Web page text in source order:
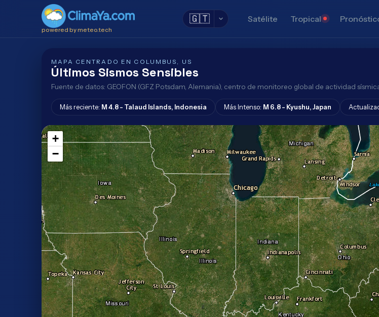
powered by meteo.tech
🇬🇹 Satélite Tropical
MAPA CENTRADO EN COLUMBUS, US
Últimos Sismos Sensibles
Fuente de datos: GEOFON (GFZ Potsdam, Alemania), centro de monitoreo global de actividad
Más reciente: M 4.8 - Talaud Islands, Indonesia Más Intenso: M 6.8 - Kyushu, Japan
+
−